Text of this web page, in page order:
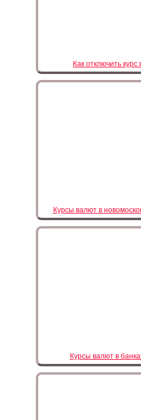
Как отключить
Курсы валют в
Курсы валют в